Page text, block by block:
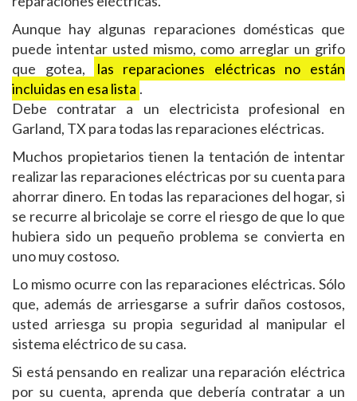
Aunque hay algunas reparaciones domésticas que
puede intentar usted mismo, como arreglar un grifo
que gotea,
las reparaciones eléctricas no están
incluidas en esa lista .
Debe contratar a un electricista profesional en
Garland, TX para todas las reparaciones eléctricas.
Muchos propietarios tienen la tentación de intentar
realizar las reparaciones eléctricas por su cuenta para
ahorrar dinero. En todas las reparaciones del hogar, si
se recurre al bricolaje se corre el riesgo de que lo que
hubiera sido un pequeño problema se convierta en
uno muy costoso.
Lo mismo ocurre con las reparaciones eléctricas. Sólo
que, además de arriesgarse a sufrir daños costosos,
usted arriesga su propia seguridad al manipular el
sistema eléctrico de su casa.
Si está pensando en realizar una reparación eléctrica
por su cuenta, aprenda que debería contratar a un